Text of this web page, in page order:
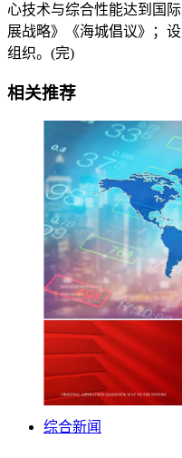
心技术与综合性能达到国
展战略》《海城倡议》；
组织。(完)
相关推荐
综合新闻